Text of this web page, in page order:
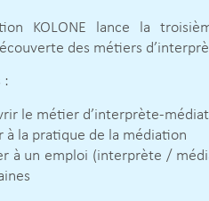
KOLONE lance la
des métiers
:
le métier d’interprète-
à la pratique de la médiation
à un emploi (interprète /